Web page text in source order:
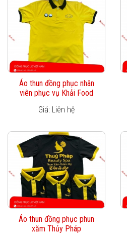
Áo thun đồng phục nhân
viên phục vụ Khải Food
Giá: Liên hệ
Áo thun đồng phục phun
xăm Thủy Pháp